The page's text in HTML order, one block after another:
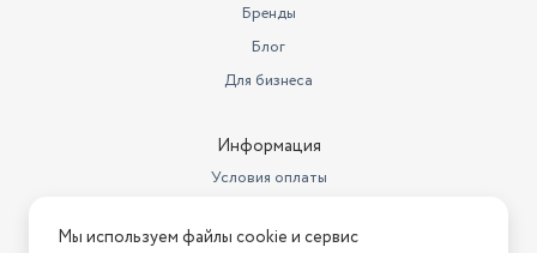
Бренды
Блог
Для бизнеса
Информация
Условия оплаты
Условия возврата
Мы используем файлы cookie и сервис